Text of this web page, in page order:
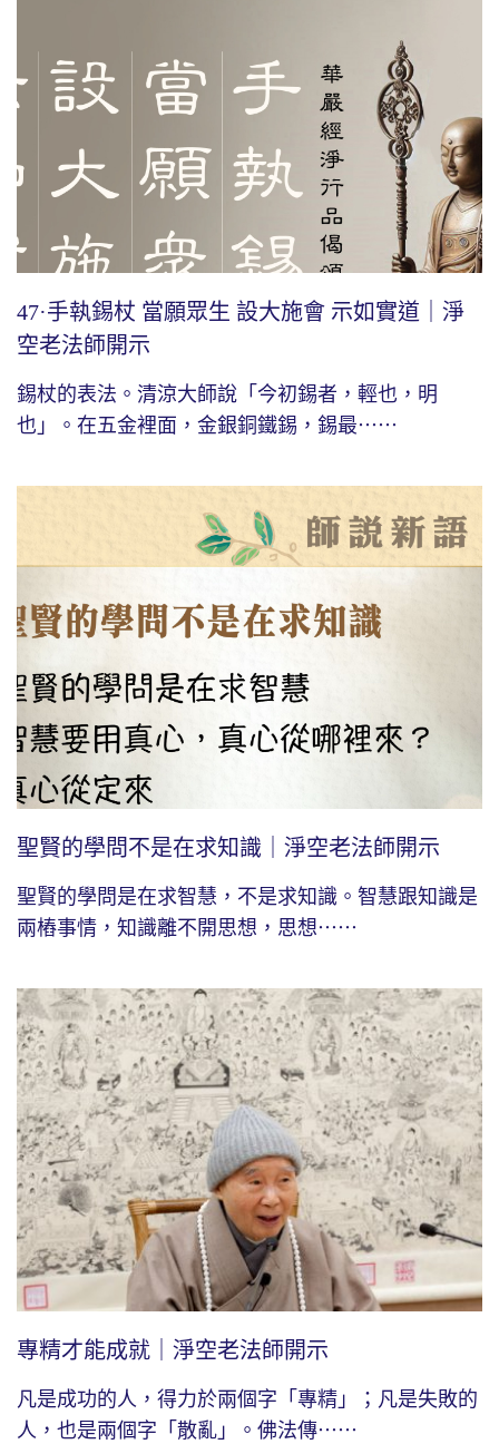
47·手執錫杖 當願眾生 設大施會 示如實道｜淨
空老法師開示
錫杖的表法。清涼大師說「今初錫者，輕也，明
也」。在五金裡面，金銀銅鐵錫，錫最⋯⋯
聖賢的學問不是在求知識｜淨空老法師開示
聖賢的學問是在求智慧，不是求知識。智慧跟知識是
兩樁事情，知識離不開思想，思想⋯⋯
專精才能成就｜淨空老法師開示
凡是成功的人，得力於兩個字「專精」；凡是失敗的
人，也是兩個字「散亂」。佛法傳⋯⋯